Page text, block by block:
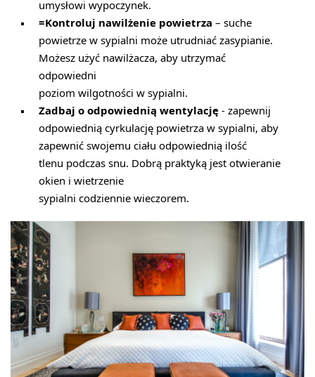
umysłowi wypoczynek.
=Kontroluj nawilżenie powietrza – suche
powietrze w sypialni może utrudniać zasypianie.
Możesz użyć nawilżacza, aby utrzymać
odpowiedni
poziom wilgotności w sypialni.
Zadbaj o odpowiednią wentylację - zapewnij
odpowiednią cyrkulację powietrza w sypialni, aby
zapewnić swojemu ciału odpowiednią ilość
tlenu podczas snu. Dobrą praktyką jest otwieranie
okien i wietrzenie
sypialni codziennie wieczorem.